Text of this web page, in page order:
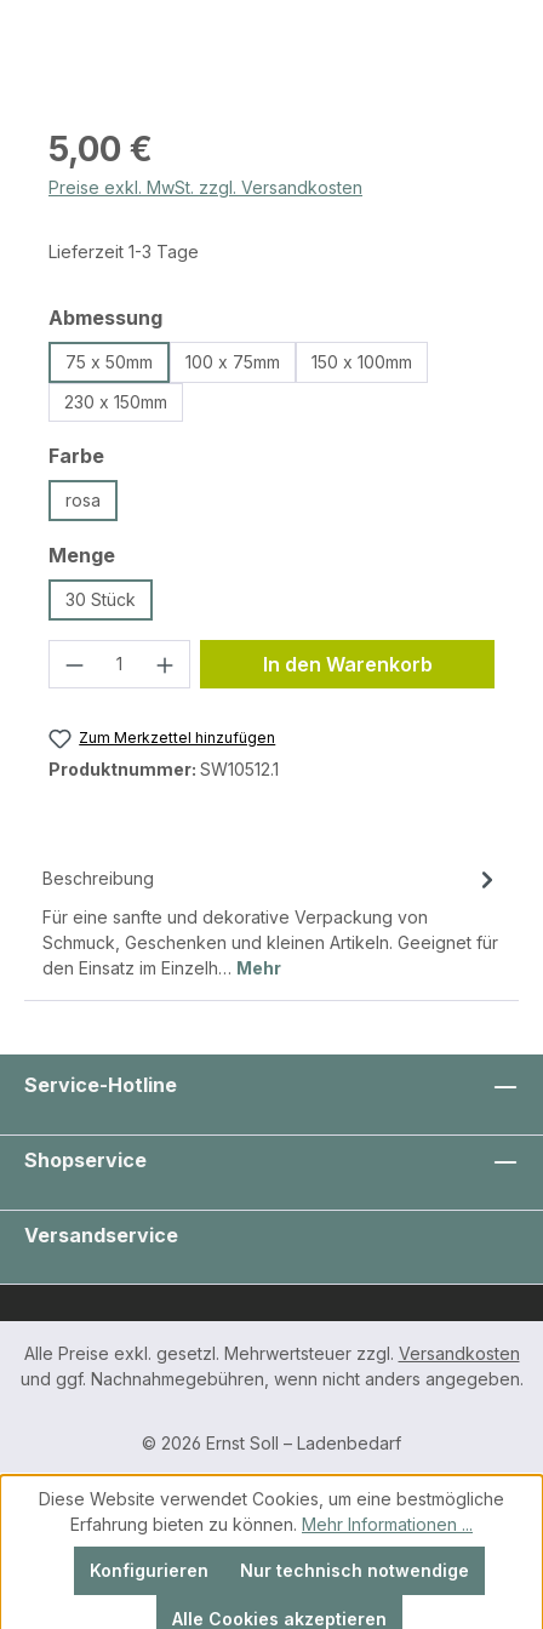
Regulärer Preis:
5,00 €
Preise exkl. MwSt. zzgl. Versandkosten
Lieferzeit 1-3 Tage
Abmessungauswählen
75 x 50mm 100 x 75mm
150 x 100mm
230 x 150mm
Farbeauswählen
rosa
Mengeauswählen
30 Stück
Produkt Anzahl: Gib den
In den Warenkorb
Zum Merkzettel hinzufügen
Produktnummer: SW10512.1
Beschreibung
Für eine sanfte und dekorative Verpackung von
Schmuck, Geschenken und kleinen Artikeln. Geeignet für
den Einsatz im Einzelh… Mehr
Service-Hotline
Shopservice
Versandservice
Alle Preise exkl. gesetzl. Mehrwertsteuer zzgl. Versandkosten
und ggf. Nachnahmegebühren, wenn nicht anders angegeben.
© 2026 Ernst Soll – Ladenbedarf
Diese Website verwendet Cookies, um eine bestmögliche
Erfahrung bieten zu können. Mehr Informationen ...
Nur technisch notwendige
Konfigurieren
Alle Cookies akzeptieren